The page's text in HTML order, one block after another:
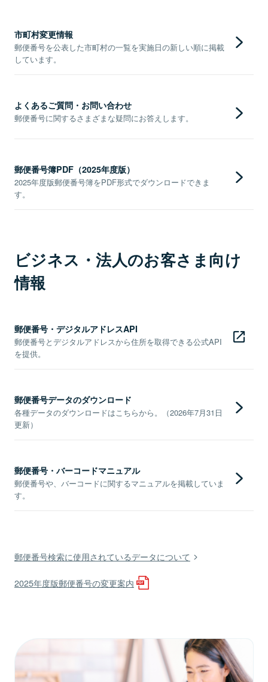
市町村変更情報
郵便番号を公表した市町村の一覧を実施日の新しい順に掲載
しています。
よくあるご質問・お問い合わせ
郵便番号に関するさまざまな疑問にお答えします。
郵便番号簿PDF（2025年度版）
2025年度版郵便番号簿をPDF形式でダウンロードできま
す。
ビジネス・法人のお客さま向け
情報
郵便番号・デジタルアドレスAPI
郵便番号とデジタルアドレスから住所を取得できる公式API
を提供。
郵便番号データのダウンロード
各種データのダウンロードはこちらから。（2026年7月31日
更新）
郵便番号・バーコードマニュアル
郵便番号や、バーコードに関するマニュアルを掲載していま
す。
郵便番号検索に使用されているデータについて
2025年度版郵便番号の変更案内